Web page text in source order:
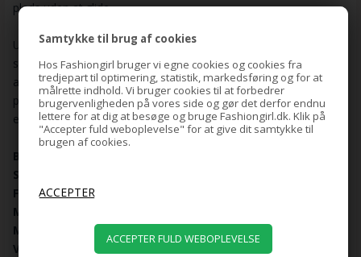
Samtykke til brug af cookies
Hos Fashiongirl bruger vi egne cookies og cookies fra
tredjepart til optimering, statistik, markedsføring og for at
målrette indhold. Vi bruger cookies til at forbedrer
brugervenligheden på vores side og gør det derfor endnu
lettere for at dig at besøge og bruge Fashiongirl.dk. Klik på
"Accepter fuld weboplevelse" for at give dit samtykke til
brugen af cookies.
plads uden at glide.
Udover sin funktionelle anvendelse er dette hårbånd også et
stilfuldt tilbehør, der kan fremhæve din personlige stil. Brug det til
at skabe en slank og elegant frisure, eller brug det som en
praktisk løsning til at holde dit hår væk fra ansigtet under træning
eller daglige gøremål.
BRAND:
STYLE:
FARVE:Orange
MATERIALE:
MÅL:
VÆGT: